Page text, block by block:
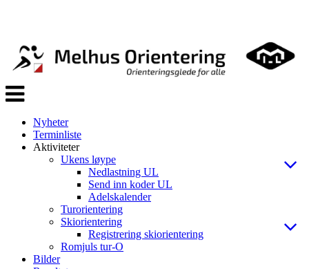
Veksle
navigasjon
Nyheter
Terminliste
Aktiviteter
Ukens løype
Nedlastning UL
Send inn koder UL
Adelskalender
Turorientering
Skiorientering
Registrering skiorientering
Romjuls tur-O
Bilder